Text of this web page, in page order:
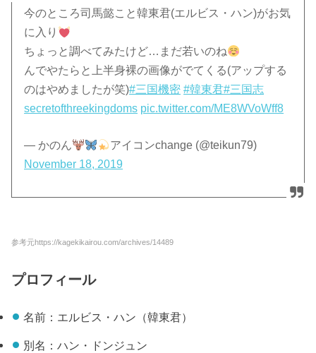
今のところ司馬懿こと韓東君(エルビス・ハン)がお気
に入り
ちょっと調べてみたけど…まだ若いのね
んでやたらと上半身裸の画像がでてくる(アップする
のはやめましたが笑)#三国機密 #韓東君#三国志
secretofthreekingdoms pic.twitter.com/ME8WVoWff8
— かのん
アイコンchange (@teikun79)
November 18, 2019
参考元https://kagekikairou.com/archives/14489
プロフィール
名前：エルビス・ハン（韓東君）
別名：ハン・ドンジュン